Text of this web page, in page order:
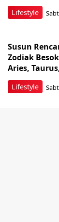
Lifestyle
Lifestyle
Susun
Zodiak
Aries,